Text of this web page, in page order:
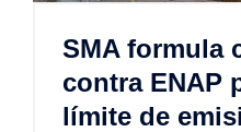
SMA formula
contra ENAP
límite de